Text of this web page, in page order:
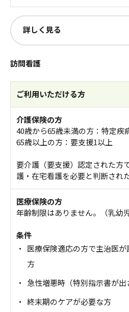
詳しく見る
訪問看護
ご利用いただける方
介護保険の方
40歳から65歳未満の方：特定疾
65歳以上の方：要支援1以上
要介護（要支援）認定された方
護・在宅看護を必要と判断され
医療保険の方
年齢制限はありません。（乳幼
条件
・
医療保険適応の方で主治医
方
・
急性増悪時（特別指示書が出
・ 終末期のケアが必要な方